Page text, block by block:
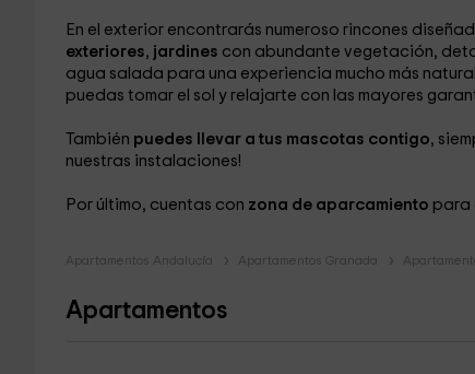
En el exterior encontrarás numeroso rincones
exteriores, jardines con abundante vegetación,
agua salada para una experiencia mucho más
puedas tomar el sol y relajarte con las mayores
También puedes llevar a tus mascotas contigo,
nuestras instalaciones!
Por último, cuentas con zona de aparcamiento para
Apartamentos Andalucía Apartamentos Granada
Apartamentos